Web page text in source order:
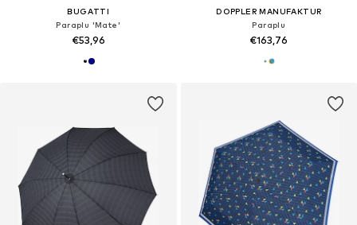
BUGATTI
Paraplu 'Mate'
€53,96
DOPPLER MANUFAKTUR
Paraplu
€163,76